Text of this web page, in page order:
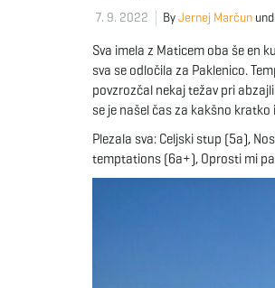
7. 9. 2022 ByJernej Marčun
Sva imela z Maticem oba še en
sva se odločila za Paklenico.
povzrozčal nekaj težav pri
se je našel čas za kakšno
Plezala sva: Celjski stup (5a),
temptations (6a+), Oprosti mi